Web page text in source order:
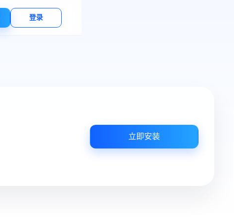
登录
立即安装